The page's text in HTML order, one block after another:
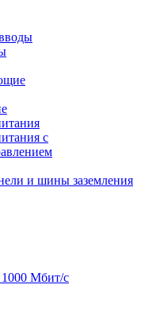
с
и шины заземления
Мбит/c